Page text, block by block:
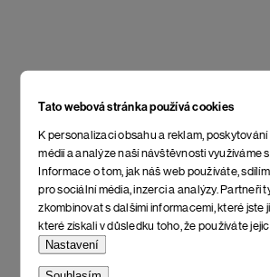
Tato webová stránka používá cookies
K personalizaci obsahu a reklam,
médií a analýze naší návštěvnosti využíváme
Informace o tom, jak náš web používáte,
pro sociální média, inzerci a analýzy. Partneři
zkombinovat s dalšími informacemi, které jste
které získali v důsledku toho, že používáte
Nastavení